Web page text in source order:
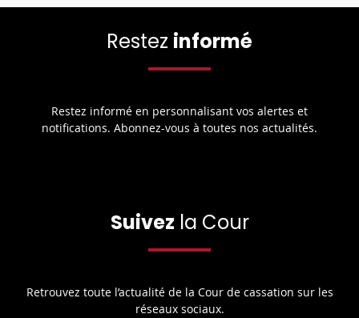
Restez informé
Restez informé en personnalisant vos alertes et
notifications. Abonnez-vous à toutes nos actualités.
Suivez la Cour
Retrouvez toute l’actualité de la Cour de cassation sur les
réseaux sociaux.